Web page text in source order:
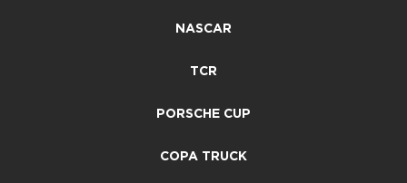
NASCAR
TCR
PORSCHE CUP
COPA TRUCK